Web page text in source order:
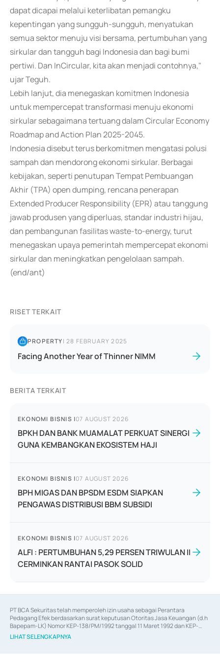
dapat dicapai melalui keterlibatan pemangku
kepentingan yang sungguh-sungguh, menyatukan
semua sektor menuju visi bersama, pertumbuhan yang
sirkular dan tangguh bagi Indonesia dan bagi bumi
pertiwi. Dan InCircular, kita akan menjadi contohnya,"
ujar Teguh.
Lebih lanjut, dia menegaskan komitmen Indonesia
untuk mempercepat transformasi menuju ekonomi
sirkular sebagaimana tertuang dalam Circular Economy
Roadmap and Action Plan 2025-2045.
Indonesia disebut terus berkomitmen mengatasi polusi
sampah dan mendorong ekonomi sirkular. Berbagai
kebijakan, seperti penutupan Tempat Pembuangan
Akhir (TPA) open dumping, rencana penerapan
Extended Producer Responsibility (EPR) atau tanggung
jawab produsen yang diperluas, standar industri hijau,
dan pembangunan fasilitas waste-to-energy, turut
menegaskan upaya pemerintah mempercepat ekonomi
sirkular dan meningkatkan pengelolaan sampah.
(end/ant)
RISET TERKAIT
PROPERTY|28 FEBRUARY 2025
Facing Another Year of Thinner NIMM
BERITA TERKAIT
EKONOMI BISNIS |07 AUGUST 2026
BPKH DAN BANK MUAMALAT PERKUAT SINERGI
GUNA KEMBANGKAN EKOSISTEM HAJI
EKONOMI BISNIS |07 AUGUST 2026
BPH MIGAS DAN BPSDM ESDM SIAPKAN
PENGAWAS DISTRIBUSI BBM SUBSIDI
EKONOMI BISNIS |07 AUGUST 2026
ALFI : PERTUMBUHAN 5,29 PERSEN TRIWULAN II
CERMINKAN RANTAI PASOK SOLID
PT BCA Sekuritas telah memperoleh izin usaha sebagai Perantara
Pedagang Efek berdasarkan surat keputusan Otoritas Jasa Keuangan (d.h
Bapepam-LK) Nomor KEP-138/PM/1992 tanggal 11 Maret 1992 dan KEP-
06/D.04/2014 tanggal 28 Februari 2014, izin usaha sebagai Penjamin Emisi
Efek berdasarkan surat keputusan Otoritas Jasa Keuangan Nomor KEP-
LIHAT SELENGKAPNYA